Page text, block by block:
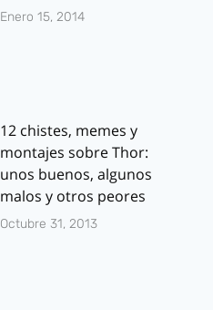
Enero 15, 2014
12 chistes, memes y
montajes sobre Thor:
unos buenos, algunos
malos y otros peores
Octubre 31, 2013